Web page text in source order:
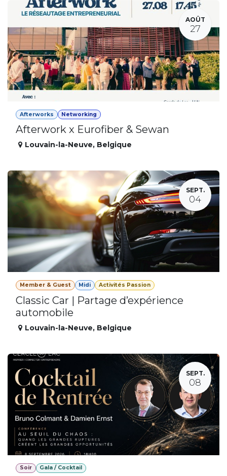
AOÛT
27
Afterworks Networking
Afterwork x Eurofiber & Sewan
Louvain-la-Neuve, Belgique
SEPT.
04
Member & Guest Midi Activités Passion
Classic Car | Partage d’expérience
automobile
Louvain-la-Neuve, Belgique
SEPT.
08
Soir Gala / Cocktail